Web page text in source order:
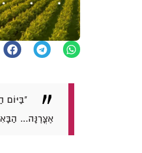
"בַּיּוֹם
אֶצֳּרֶנָּה…